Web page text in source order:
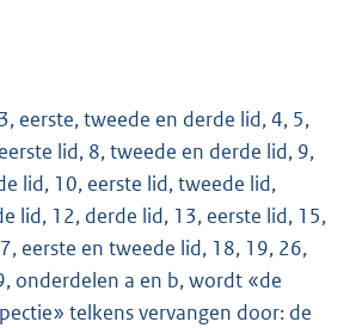
eerste, tweede en derde lid, 4, 5,
lid, 8, tweede en derde lid, 9,
lid, 10, eerste lid, tweede lid,
lid, 12, derde lid, 13, eerste lid, 15,
eerste en tweede lid, 18, 19, 26,
onderdelen a en b, wordt «de
telkens vervangen door: de